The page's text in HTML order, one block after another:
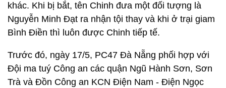
khác. Khi bị bắt, tên Chinh đưa một đối tượng là
Nguyễn Minh Đạt ra nhận tội thay và khi ở trại giam
Bình Điền thì luôn được Chinh tiếp tế.
Trước đó, ngày 17/5, PC47 Đà Nẵng phối hợp với
Đội ma tuý Công an các quận Ngũ Hành Sơn, Sơn
Trà và Đồn Công an KCN Điện Nam - Điện Ngọc